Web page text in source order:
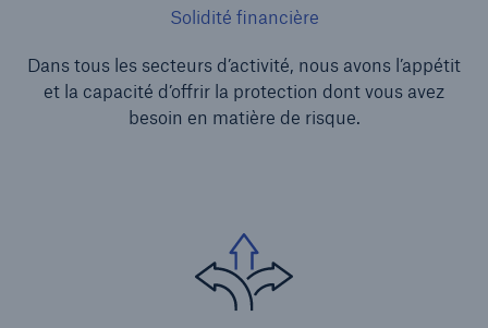
Solidité financière
Dans tous les secteurs d’activité, nous avons l’appétit
et la capacité d’offrir la protection dont vous avez
besoin en matière de risque.